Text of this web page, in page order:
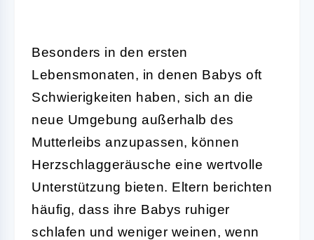
Besonders in den ersten
Lebensmonaten, in denen Babys oft
Schwierigkeiten haben, sich an die
neue Umgebung außerhalb des
Mutterleibs anzupassen, können
Herzschlaggeräusche eine wertvolle
Unterstützung bieten. Eltern berichten
häufig, dass ihre Babys ruhiger
schlafen und weniger weinen, wenn